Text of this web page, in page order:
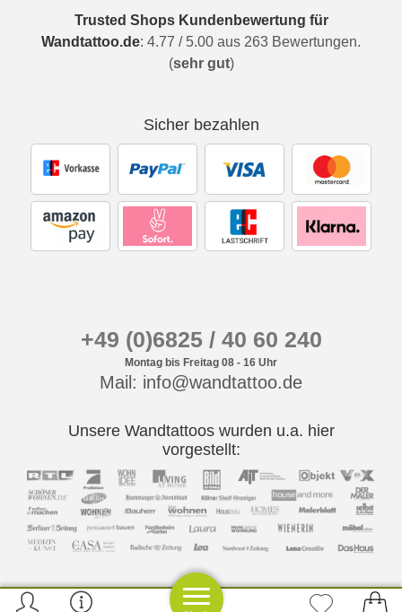
Trusted Shops Kundenbewertung für
Wandtattoo.de: 4.77 / 5.00 aus 263 Bewertungen.
(sehr gut)
Sicher bezahlen
+49 (0)6825 / 40 60 240
Montag bis Freitag 08 - 16 Uhr
Mail: info@wandtattoo.de
Unsere Wandtattoos wurden u.a. hier
vorgestellt: